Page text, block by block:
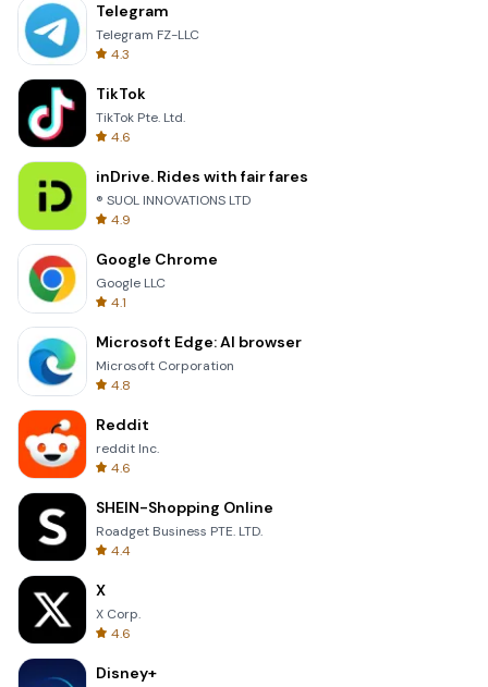
Telegram
Telegram FZ-LLC
4.3
TikTok
TikTok Pte. Ltd.
4.6
inDrive. Rides with fair fares
® SUOL INNOVATIONS LTD
4.9
Google Chrome
Google LLC
4.1
Microsoft Edge: AI browser
Microsoft Corporation
4.8
Reddit
reddit Inc.
4.6
SHEIN-Shopping Online
Roadget Business PTE. LTD.
4.4
X
X Corp.
4.6
Disney+